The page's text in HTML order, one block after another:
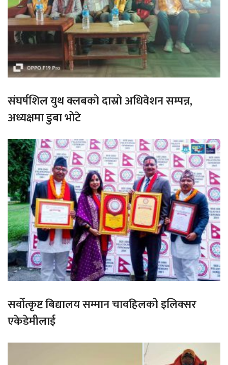
संघर्षशिल युथ क्लबको दास्रो अधिवेशन सम्पन्न,
अध्यक्षमा डुबा भोटे
सर्वोत्कृष्ट बिद्यालय सम्मान चावहिलको इलिक्सर
एकेडेमीलाई